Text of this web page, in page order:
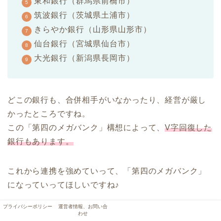
筑波銀行（茨城県土浦市）
きらやか銀行（山形県山形市）
仙台銀行（宮城県仙台市）
大光銀行（新潟県長岡市）
どこの銀行も、合併相手がいなかったり、経営が厳し
かったところですね。
この「第四のメガバンク」構想によって、V字回復した
銀行もあります。
これから連携を強めていって、「第四のメガバンク」
になっていってほしいですね♪
プライバシーポリシー
運営者情報、お問い合
わせ